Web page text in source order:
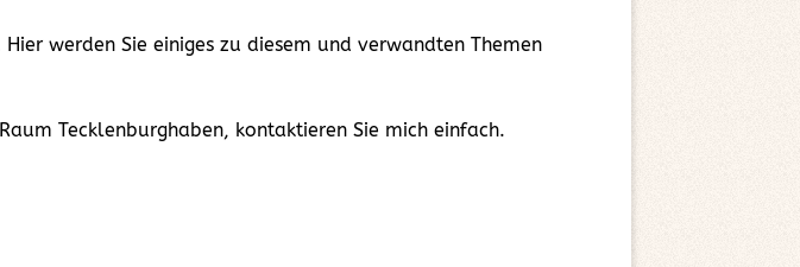
werden Sie einiges zu diesem und verwandten Themen
Tecklenburghaben, kontaktieren Sie mich einfach.